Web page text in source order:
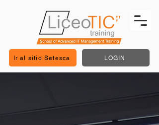
Ir al sitio Setesca LOGIN